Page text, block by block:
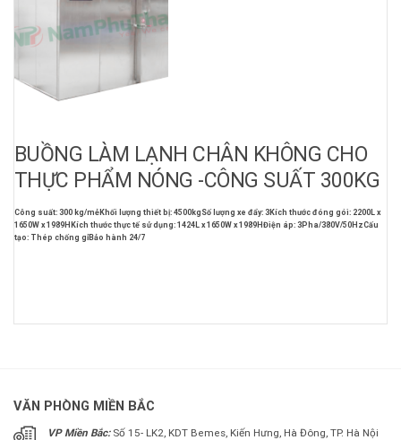
BUỒNG LÀM LẠNH CHÂN KHÔNG CHO
THỰC PHẨM NÓNG -CÔNG SUẤT 300KG
Công suất: 300 kg/mẻKhối lượng thiết bị: 4500kg Số lượng xe đẩy: 3Kích thước đóng gói: 2200L x
1650W x 1989H Kích thước thực tế sử dụng: 1424L x 1650W x 1989H Điện áp: 3Pha/380V/50HzCấu
tạo: Thép chống gỉBảo hành 24/7
VĂN PHÒNG MIỀN BẮC
VP Miền Bắc:Số 15- LK2, KDT Bemes, Kiến Hưng, Hà Đông, TP. Hà Nội